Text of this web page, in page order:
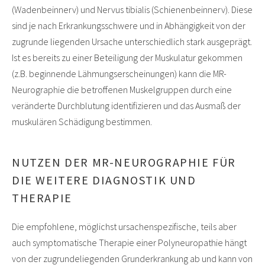
(Wadenbeinnerv) und Nervus tibialis (Schienenbeinnerv). Diese
sind je nach Erkrankungsschwere und in Abhängigkeit von der
zugrunde liegenden Ursache unterschiedlich stark ausgeprägt.
Ist es bereits zu einer Beteiligung der Muskulatur gekommen
(z.B. beginnende Lähmungserscheinungen) kann die MR-
Neurographie die betroffenen Muskelgruppen durch eine
veränderte Durchblutung identifizieren und das Ausmaß der
muskulären Schädigung bestimmen.
NUTZEN DER MR-NEUROGRAPHIE FÜR
DIE WEITERE DIAGNOSTIK UND
THERAPIE
Die empfohlene, möglichst ursachenspezifische, teils aber
auch symptomatische Therapie einer Polyneuropathie hängt
von der zugrundeliegenden Grunderkrankung ab und kann von